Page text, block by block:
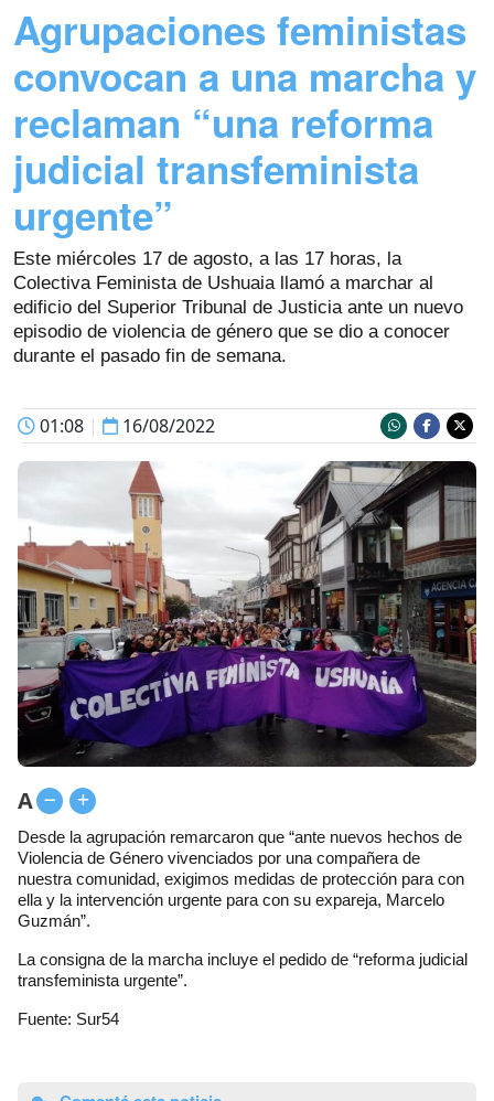
Agrupaciones feministas
convocan a una marcha y
reclaman “una reforma
judicial transfeminista
urgente”
Este miércoles 17 de agosto, a las 17 horas, la
Colectiva Feminista de Ushuaia llamó a marchar al
edificio del Superior Tribunal de Justicia ante un nuevo
episodio de violencia de género que se dio a conocer
durante el pasado fin de semana.
01:08 | 16/08/2022
A
Desde la agrupación remarcaron que “ante nuevos hechos de
Violencia de Género vivenciados por una compañera de
nuestra comunidad, exigimos medidas de protección para con
ella y la intervención urgente para con su expareja, Marcelo
Guzmán”.
La consigna de la marcha incluye el pedido de “reforma judicial
transfeminista urgente”.
Fuente: Sur54